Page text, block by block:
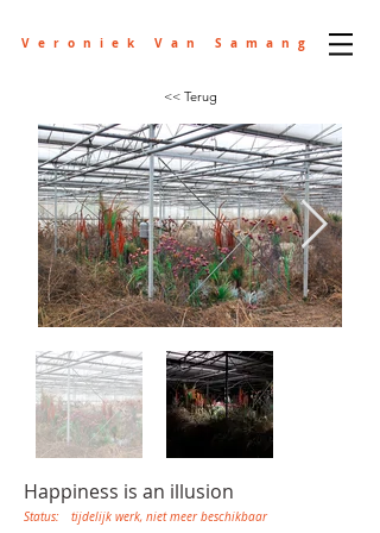
Veroniek Van Samang
<< Terug
Happiness is an illusion
Status: tijdelijk werk, niet meer beschikbaar